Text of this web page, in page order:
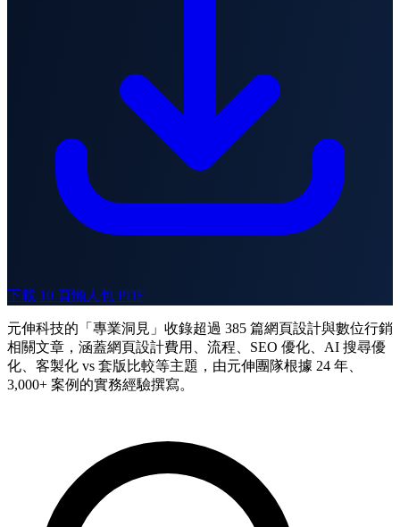
下載 10 頁懶人包 PDF
元伸科技的「專業洞見」收錄超過 385 篇網頁設計與數位行銷
相關文章，涵蓋網頁設計費用、流程、SEO 優化、AI 搜尋優
化、客製化 vs 套版比較等主題，由元伸團隊根據 24 年、
3,000+ 案例的實務經驗撰寫。